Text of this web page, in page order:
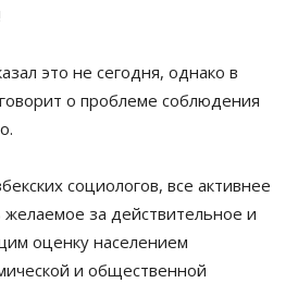
это не сегодня, однако в
о проблеме соблюдения
социологов, все активнее
за действительное и
оценку населением
и общественной